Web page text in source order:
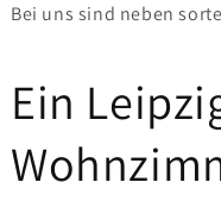
Bei uns sind neben
Ein